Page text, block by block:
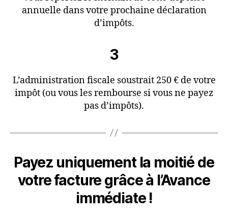
annuelle dans votre prochaine déclaration
d’impôts.
3
L’administration fiscale soustrait 250 € de votre
impôt (ou vous les rembourse si vous ne payez
pas d’impôts).
Payez uniquement la moitié de
votre facture grâce à l’Avance
immédiate !